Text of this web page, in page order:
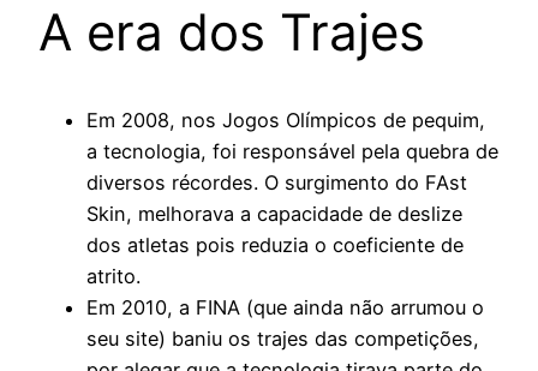
A era dos Trajes
Em 2008, nos Jogos Olímpicos de pequim,
a tecnologia, foi responsável pela quebra de
diversos récordes. O surgimento do FAst
Skin, melhorava a capacidade de deslize
dos atletas pois reduzia o coeficiente de
atrito.
Em 2010, a FINA (que ainda não arrumou o
seu site) baniu os trajes das competições,